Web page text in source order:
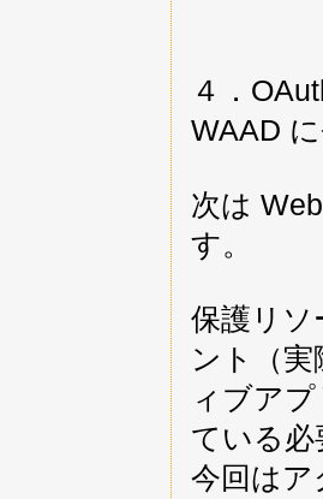
４．
WAAD
次は
す。
保護リ
ント（
ィブア
ている
今回は